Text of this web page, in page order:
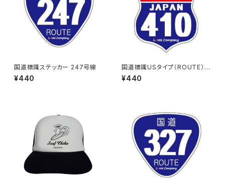
国道標識ステッカー 247号線
¥440
国道標識USタイプ（ROUTE）ス
テッカー 410号線
¥440